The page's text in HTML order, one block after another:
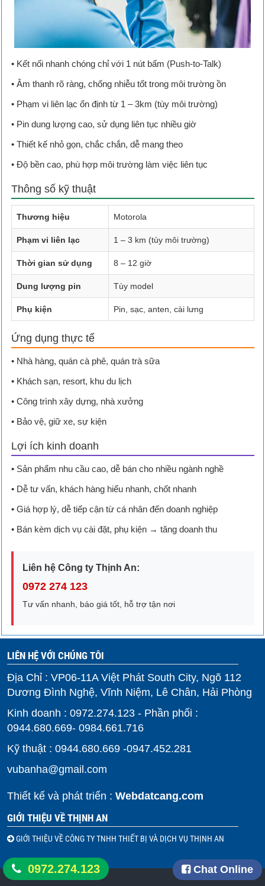
Chat Online
0972.274.123
• Kết nối nhanh chóng chỉ với 1 nút bấm (Push-to-Talk)
• Âm thanh rõ ràng, chống nhiễu tốt trong môi trường ồn
• Phạm vi liên lạc ổn định từ 1 – 3km (tùy môi trường)
• Pin dung lượng cao, sử dụng liên tục nhiều giờ
• Thiết kế nhỏ gọn, chắc chắn, dễ mang theo
• Độ bền cao, phù hợp môi trường làm việc liên tục
Thông số kỹ thuật
Thương hiệu Motorola
Phạm vi liên lạc 1 – 3 km (tùy môi trường)
Thời gian sử dụng 8 – 12 giờ
Dung lượng pin Tùy model
Phụ kiện Pin, sạc, anten, cài lưng
Ứng dụng thực tế
• Nhà hàng, quán cà phê, quán trà sữa
• Khách sạn, resort, khu du lịch
• Công trình xây dựng, nhà xưởng
• Bảo vệ, giữ xe, sự kiện
Lợi ích kinh doanh
• Sản phẩm nhu cầu cao, dễ bán cho nhiều ngành nghề
• Dễ tư vấn, khách hàng hiểu nhanh, chốt nhanh
• Giá hợp lý, dễ tiếp cận từ cá nhân đến doanh nghiệp
• Bán kèm dịch vụ cài đặt, phụ kiện → tăng doanh thu
Liên hệ Công ty Thịnh An:
0972 274 123
Tư vấn nhanh, báo giá tốt, hỗ trợ tận nơi
LIÊN HỆ VỚI CHÚNG TÔI
Địa Chỉ : VP06-11A Việt Phát South City, Ngõ 112
Dương Đình Nghệ, Vĩnh Niệm, Lê Chân, Hải Phòng
Kinh doanh : 0972.274.123 - Phần phối :
0944.680.669- 0984.661.716
Kỹ thuật : 0944.680.669 -0947.452.281
vubanha@gmail.com
Thiết kế và phát triển : Webdatcang.com
GIỚI THIỆU VỀ THỊNH AN
GIỚI THIỆU VỀ CÔNG TY TNHH THIẾT BỊ VÀ DỊCH VỤ THỊNH AN